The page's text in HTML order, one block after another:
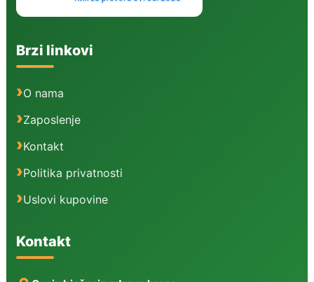
Brzi linkovi
O nama
Zaposlenje
Kontakt
Politika privatnosti
Uslovi kupovine
Kontakt